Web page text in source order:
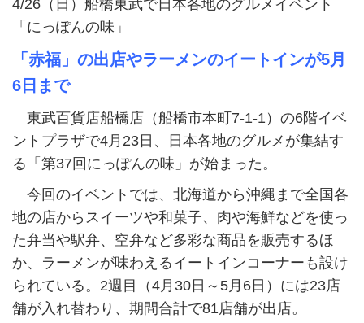
4/26（日）船橋東武で日本各地のグルメイベント
「にっぽんの味」
「赤福」の出店やラーメンのイートインが5月
6日まで
東武百貨店船橋店（船橋市本町7-1-1）の6階イベ
ントプラザで4月23日、日本各地のグルメが集結す
る「第37回にっぽんの味」が始まった。
今回のイベントでは、北海道から沖縄まで全国各
地の店からスイーツや和菓子、肉や海鮮などを使っ
た弁当や駅弁、空弁など多彩な商品を販売するほ
か、ラーメンが味わえるイートインコーナーも設け
られている。2週目（4月30日～5月6日）には23店
舗が入れ替わり、期間合計で81店舗が出店。